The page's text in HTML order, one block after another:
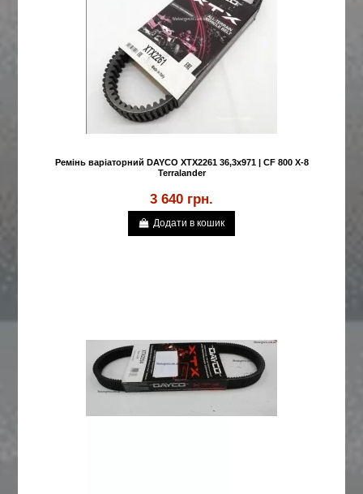
Ремінь варіаторний DAYCO XTX2261 36,3x971 | CF 800 X-8
Terralander
3 640 грн.
Додати в кошик